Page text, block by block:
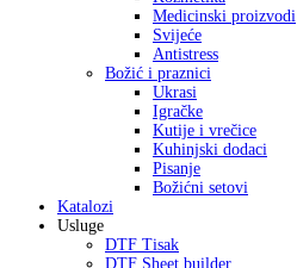
Medicinski proizvodi
Svijeće
Antistress
Božić i praznici
Ukrasi
Igračke
Kutije i vrečice
Kuhinjski dodaci
Pisanje
Božićni setovi
Katalozi
Usluge
DTF Tisak
DTF Sheet builder